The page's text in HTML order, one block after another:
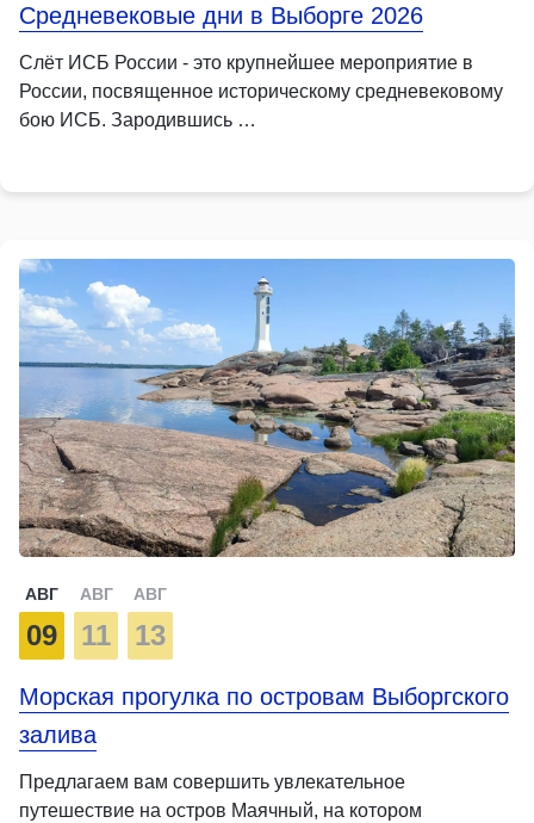
Средневековые дни в Выборге 2026
Слёт ИСБ России - это крупнейшее мероприятие в
России, посвященное историческому средневековому
бою ИСБ. Зародившись …
АВГ
09
АВГ
11
АВГ
13
Морская прогулка по островам Выборгского
залива
Предлагаем вам совершить увлекательное
путешествие на остров Маячный, на котором